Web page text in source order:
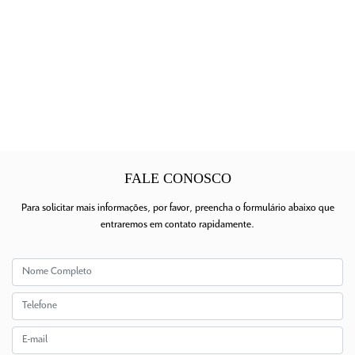
FALE CONOSCO
Para solicitar mais informações, por favor, preencha o formulário abaixo que
entraremos em contato rapidamente.